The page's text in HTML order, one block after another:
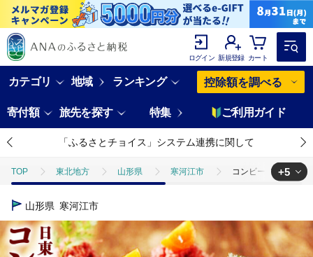
ログイン 新規登録 カート
カテゴリ 地域 ランキング 控除額を調べる
寄付額 旅先を探す 特集 ご利用ガイド
「ふるさとチョイス」システム連携に関して
TOP 東北地方 山形県 寒河江市 コンビーフ12缶セ
TOP
TOP 加工食品 コンビーフ12缶セット！国内初のコンビーフ製
TOP 加工食品 惣菜・レトルト コンビーフ12缶セット！国
+5
山形県 寒河江市